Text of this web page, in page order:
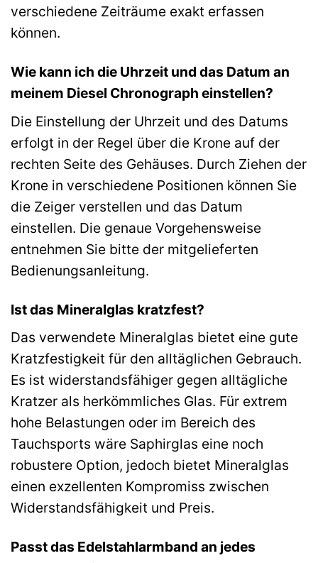
verschiedene Zeiträume exakt erfassen
können.
Wie kann ich die Uhrzeit und das Datum an
meinem Diesel Chronograph einstellen?
Die Einstellung der Uhrzeit und des Datums
erfolgt in der Regel über die Krone auf der
rechten Seite des Gehäuses. Durch Ziehen der
Krone in verschiedene Positionen können Sie
die Zeiger verstellen und das Datum
einstellen. Die genaue Vorgehensweise
entnehmen Sie bitte der mitgelieferten
Bedienungsanleitung.
Ist das Mineralglas kratzfest?
Das verwendete Mineralglas bietet eine gute
Kratzfestigkeit für den alltäglichen Gebrauch.
Es ist widerstandsfähiger gegen alltägliche
Kratzer als herkömmliches Glas. Für extrem
hohe Belastungen oder im Bereich des
Tauchsports wäre Saphirglas eine noch
robustere Option, jedoch bietet Mineralglas
einen exzellenten Kompromiss zwischen
Widerstandsfähigkeit und Preis.
Passt das Edelstahlarmband an jedes